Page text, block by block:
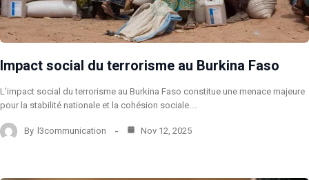
Impact social du terrorisme au Burkina Faso
L’impact social du terrorisme au Burkina Faso constitue une menace majeure
pour la stabilité nationale et la cohésion sociale.…
By l3communication Nov 12, 2025